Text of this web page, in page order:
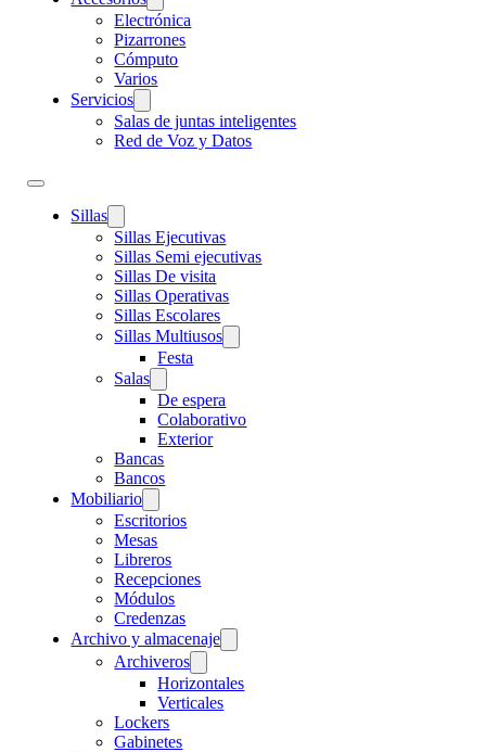
Electrónica
Pizarrones
Cómputo
Varios
Servicios
Salas de juntas inteligentes
Red de Voz y Datos
Sillas
Sillas Ejecutivas
Sillas Semi ejecutivas
Sillas De visita
Sillas Operativas
Sillas Escolares
Sillas Multiusos
Festa
Salas
De espera
Colaborativo
Exterior
Bancas
Bancos
Mobiliario
Escritorios
Mesas
Libreros
Recepciones
Módulos
Credenzas
Archivo y almacenaje
Archiveros
Horizontales
Verticales
Lockers
Gabinetes